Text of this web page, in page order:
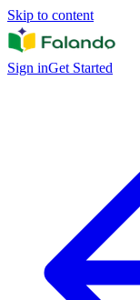
Skip to content
Sign inGet Started